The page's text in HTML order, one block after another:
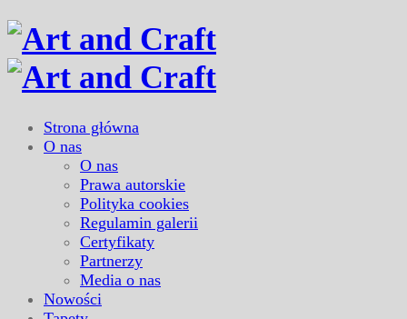
Strona główna
O nas
O nas
Prawa autorskie
Polityka cookies
Regulamin galerii
Certyfikaty
Partnerzy
Media o nas
Nowości